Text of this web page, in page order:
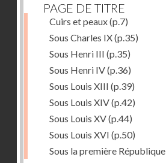
PAGE DE TITRE
Cuirs et peaux(p.7)
Sous Charles IX(p.35)
Sous Henri III (p.35)
Sous Henri IV(p.36)
Sous Louis XIII (p.39)
Sous Louis XIV(p.42)
Sous Louis XV(p.44)
Sous Louis XVI (p.50)
Sous la première République